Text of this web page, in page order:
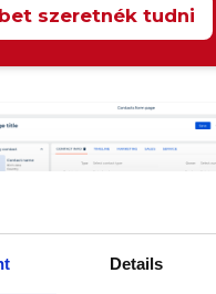
Details
szeretnék tudni